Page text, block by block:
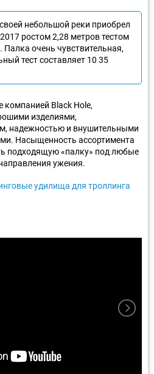
небольшой реки приобрел
ростом 2,28 метров тестом
очень чувствительная,
тест составляет 10 35
компанией Black Hole,
изделиями,
надежностью и внушительными
Насыщенность ассортимента
подходящую «палку» под любые
ужения.
удилища для троллинга